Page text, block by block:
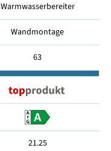
Warmwasserbereiter
Wandmontage
63
21.25